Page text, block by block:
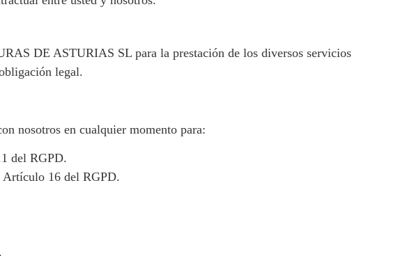
DE ASTURIAS SL para la prestación de los diversos servicios
legal.
nosotros en cualquier momento para:
del RGPD.
Artículo 16 del RGPD.